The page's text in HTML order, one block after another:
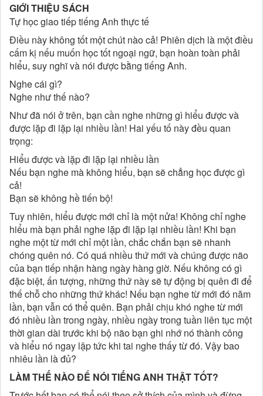
GIỚI THIỆU SÁCH
Tự học giao tiếp tiếng Anh thực tế
Điều này không tốt một chút nào cả! Phiên dịch là một điều
cấm kị nếu muốn học tốt ngoại ngữ, bạn hoàn toàn phải
hiểu, suy nghĩ và nói được bằng tiếng Anh.
Nghe cái gì?
Nghe như thế nào?
Như đã nói ở trên, bạn cần nghe những gì hiểu được và
được lặp đi lặp lại nhiều lần! Hai yếu tố này đều quan
trọng:
Hiểu được và lặp đi lặp lại nhiều lần
Nếu bạn nghe mà không hiểu, bạn sẽ chẳng học được gì
cả!
Bạn sẽ không hề tiến bộ!
Tuy nhiên, hiểu được mới chỉ là một nửa! Không chỉ nghe
hiểu mà bạn phải nghe lặp đi lặp lại nhiều lần! Khi bạn
nghe một từ mới chỉ một lần, chắc chắn bạn sẽ nhanh
chóng quên nó. Có quá nhiều thứ mới và chúng được não
của bạn tiếp nhận hàng ngày hàng giờ. Nếu không có gì
đặc biệt, ấn tượng, những thứ này sẽ tự động bị quên đi để
thế chỗ cho những thứ khác! Nếu bạn nghe từ mới đó năm
lần, bạn vẫn có thể quên. Bạn phải chịu khó nghe từ mới
đó nhiều lần trong ngày, nhiều ngày trong tuần liên tục một
thời gian dài trước khi bộ não bạn ghi nhớ nó thành công
và hiểu nó ngay lập tức khi tai nghe thấy từ đó. Vậy bao
nhiêu lần là đủ?
LÀM THẾ NÀO ĐỂ NÓI TIẾNG ANH THẬT TỐT?